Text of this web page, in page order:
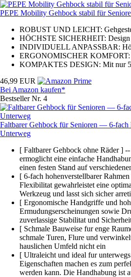
PEPE Mobility Gehbock stabil für
ROBUST UND LEICHT:
HÖCHSTE SICHERHEIT: Design
INDIVIDUELL ANPASSBAR:
ERGONOMISCHER KOMFORT:
KOMPAKTES DESIGN: Mit nur 54
46,99 EUR
Bei Amazon kaufen*
Bestseller Nr. 4
Faltbarer Gehbock für Senioren — 6-fach
Unterweg
[ Faltbarer Gehbock ohne Räder ]
ermoglicht eine einfache
einen festen Stand auf
[ 6-fach hohenverstellbarer
Flexibilitat gewahrleistet eine
Werkzeug und lasst sich sicher
[ Ergonomische Handgriffe und
Ermudungserscheinungen sowie
zuverlassige Stabilitat und
[ Schmale Bauweise fur enge
schmale Turen, Flure und
hauslichen Umfeld nicht ein
[ Ultraleicht und ideal fur
Eigenschaften machen es zum
werden kann. Die Handhabung ist